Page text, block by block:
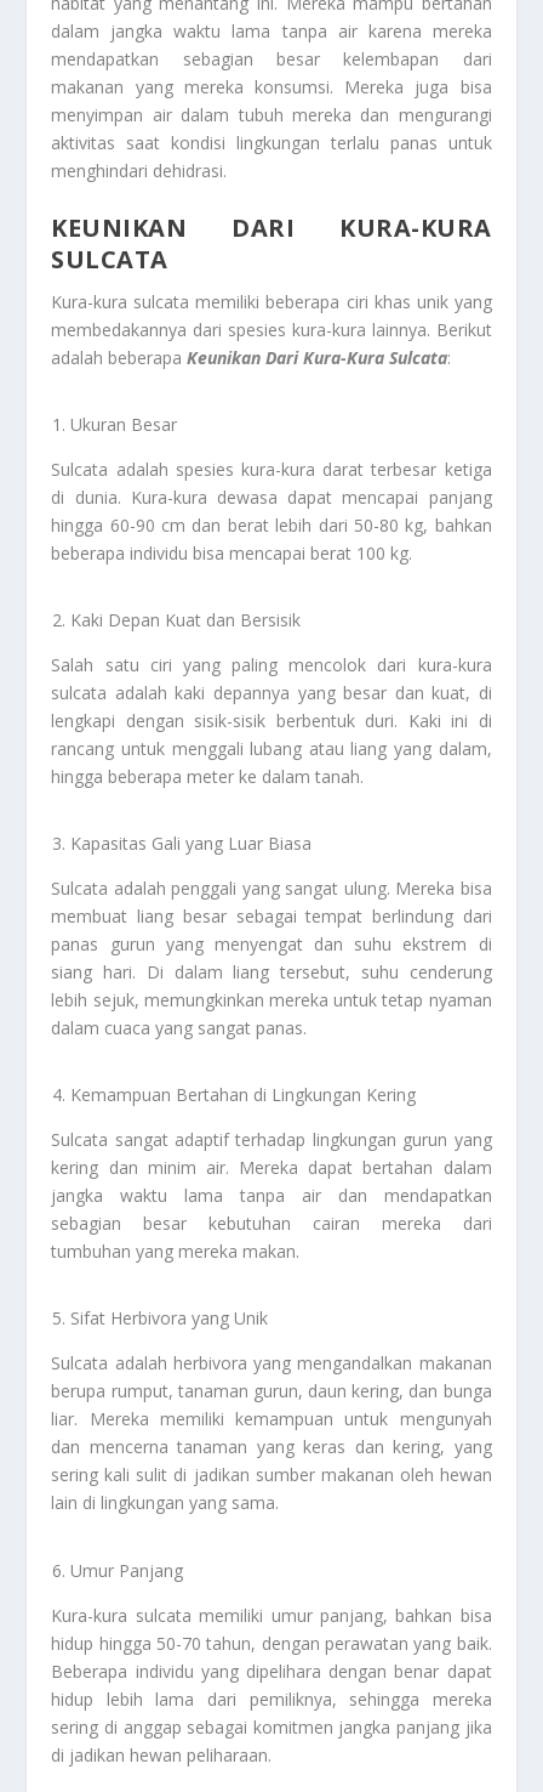
dalam jangka waktu lama tanpa air karena mereka
mendapatkan sebagian besar kelembapan dari
makanan yang mereka konsumsi. Mereka juga bisa
menyimpan air dalam tubuh mereka dan mengurangi
aktivitas saat kondisi lingkungan terlalu panas untuk
menghindari dehidrasi.
KEUNIKAN DARI KURA-KURA
SULCATA
Kura-kura sulcata memiliki beberapa ciri khas unik yang
membedakannya dari spesies kura-kura lainnya. Berikut
adalah beberapaKeunikan Dari Kura-Kura Sulcata:
Ukuran Besar
Sulcata adalah spesies kura-kura darat terbesar ketiga
di dunia. Kura-kura dewasa dapat mencapai panjang
hingga 60-90 cm dan berat lebih dari 50-80 kg, bahkan
beberapa individu bisa mencapai berat 100 kg.
Kaki Depan Kuat dan Bersisik
Salah satu ciri yang paling mencolok dari kura-kura
sulcata adalah kaki depannya yang besar dan kuat, di
lengkapi dengan sisik-sisik berbentuk duri. Kaki ini di
rancang untuk menggali lubang atau liang yang dalam,
hingga beberapa meter ke dalam tanah.
Kapasitas Gali yang Luar Biasa
Sulcata adalah penggali yang sangat ulung. Mereka bisa
membuat liang besar sebagai tempat berlindung dari
panas gurun yang menyengat dan suhu ekstrem di
siang hari. Di dalam liang tersebut, suhu cenderung
lebih sejuk, memungkinkan mereka untuk tetap nyaman
dalam cuaca yang sangat panas.
Kemampuan Bertahan di Lingkungan Kering
Sulcata sangat adaptif terhadap lingkungan gurun yang
kering dan minim air. Mereka dapat bertahan dalam
jangka waktu lama tanpa air dan mendapatkan
sebagian besar kebutuhan cairan mereka dari
tumbuhan yang mereka makan.
Sifat Herbivora yang Unik
Sulcata adalah herbivora yang mengandalkan makanan
berupa rumput, tanaman gurun, daun kering, dan bunga
liar. Mereka memiliki kemampuan untuk mengunyah
dan mencerna tanaman yang keras dan kering, yang
sering kali sulit di jadikan sumber makanan oleh hewan
lain di lingkungan yang sama.
Umur Panjang
Kura-kura sulcata memiliki umur panjang, bahkan bisa
hidup hingga 50-70 tahun, dengan perawatan yang baik.
Beberapa individu yang dipelihara dengan benar dapat
hidup lebih lama dari pemiliknya, sehingga mereka
sering di anggap sebagai komitmen jangka panjang jika
di jadikan hewan peliharaan.